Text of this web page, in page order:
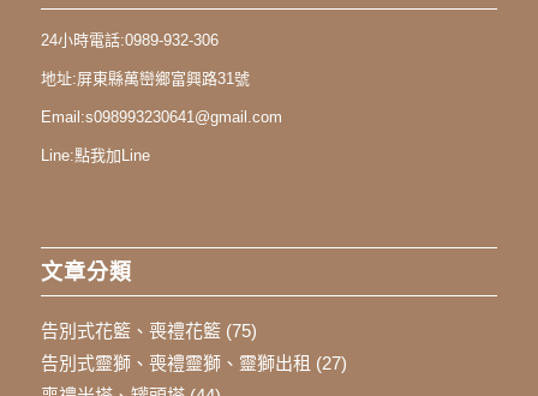
24小時電話:0989-932-306
地址:屏東縣萬巒鄉富興路31號
Email:s098993230641@gmail.com
Line:點我加Line
文章分類
告別式花籃、喪禮花籃(75)
告別式靈獅、喪禮靈獅、靈獅出租 (27)